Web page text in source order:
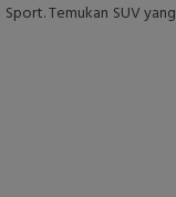
Temukan SUV yang